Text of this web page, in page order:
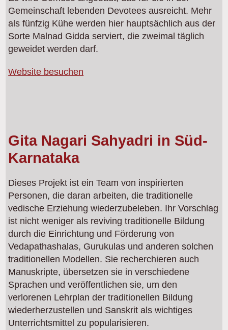
Gemeinschaft lebenden Devotees ausreicht. Mehr
als fünfzig Kühe werden hier hauptsächlich aus der
Sorte Malnad Gidda serviert, die zweimal täglich
geweidet werden darf.
Website besuchen
Gita Nagari Sahyadri in Süd-
Karnataka
Dieses Projekt ist ein Team von inspirierten
Personen, die daran arbeiten, die traditionelle
vedische Erziehung wiederzubeleben. Ihr Vorschlag
ist nicht weniger als reviving traditionelle Bildung
durch die Einrichtung und Förderung von
Vedapathashalas, Gurukulas und anderen solchen
traditionellen Modellen. Sie recherchieren auch
Manuskripte, übersetzen sie in verschiedene
Sprachen und veröffentlichen sie, um den
verlorenen Lehrplan der traditionellen Bildung
wiederherzustellen und Sanskrit als wichtiges
Unterrichtsmittel zu popularisieren.